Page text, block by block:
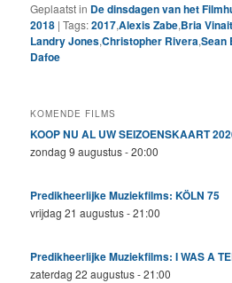
Geplaatst in De dinsdagen van het
2018 |Tags:2017,Alexis Zabe,Bria
Landry Jones,Christopher Rivera,Sean
Dafoe
KOMENDE FILMS
KOOP NU AL UW SEIZOENSKAART
zondag 9 augustus - 20:00
Predikheerlijke Muziekfilms: KÖLN 75
vrijdag 21 augustus - 21:00
Predikheerlijke Muziekfilms: I WAS A
zaterdag 22 augustus - 21:00